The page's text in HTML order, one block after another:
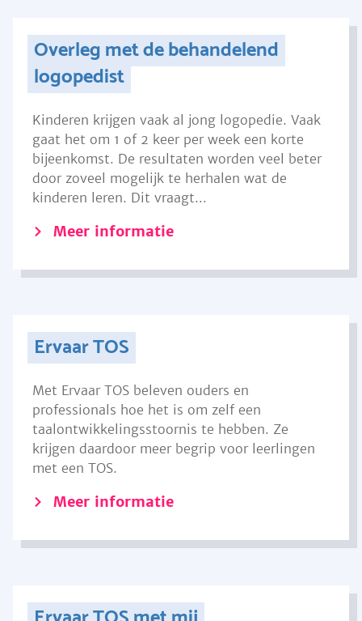
Overleg met de behandelend
logopedist
Kinderen krijgen vaak al jong logopedie. Vaak
gaat het om 1 of 2 keer per week een korte
bijeenkomst. De resultaten worden veel beter
door zoveel mogelijk te herhalen wat de
kinderen leren. Dit vraagt...
Meer informatie
Ervaar TOS
Met Ervaar TOS beleven ouders en
professionals hoe het is om zelf een
taalontwikkelingsstoornis te hebben. Ze
krijgen daardoor meer begrip voor leerlingen
met een TOS.
Meer informatie